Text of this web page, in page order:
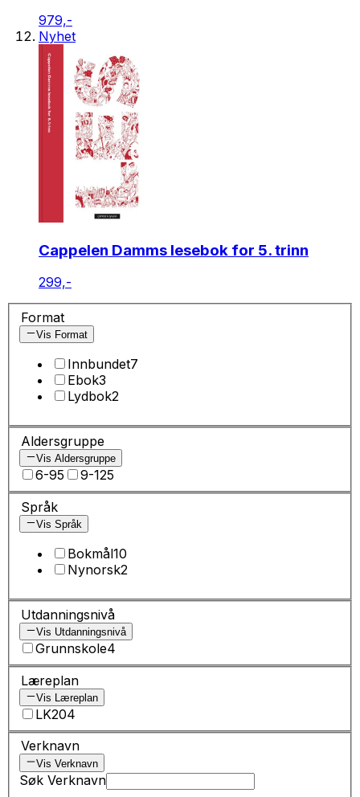
979,-
Nyhet
Cappelen Damms lesebok for 5. trinn
299,-
Format
Vis Format
Innbundet7
Ebok3
Lydbok2
Aldersgruppe
Vis Aldersgruppe
6-95 9-125
Språk
Vis Språk
Bokmål10
Nynorsk2
Utdanningsnivå
Vis Utdanningsnivå
Grunnskole4
Læreplan
Vis Læreplan
LK204
Verknavn
Vis Verknavn
Søk Verknavn